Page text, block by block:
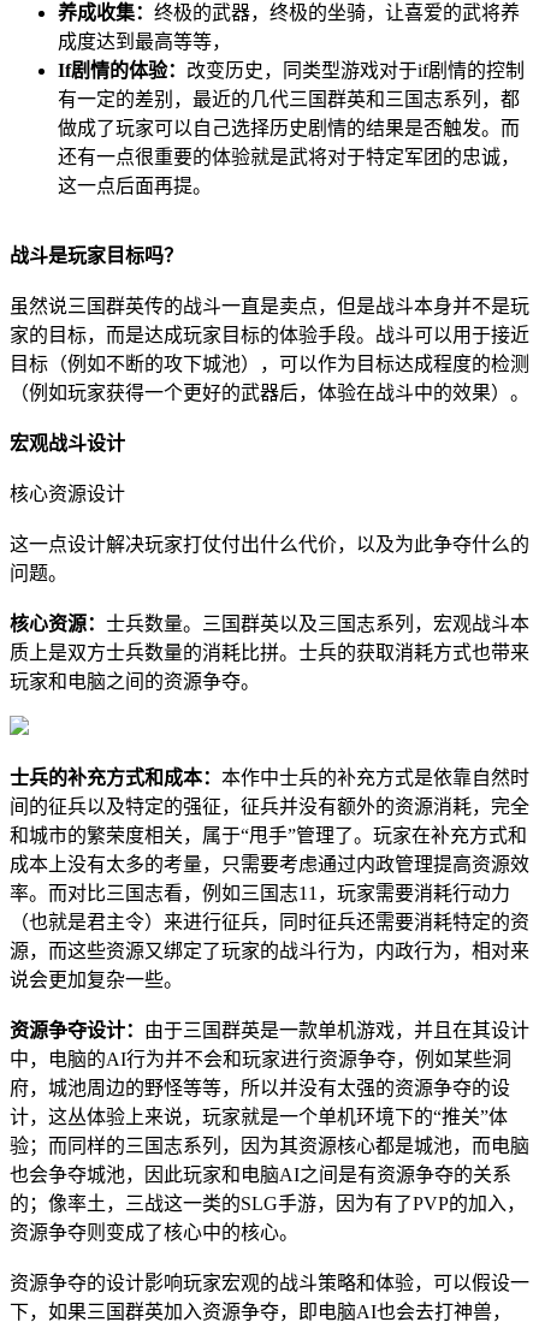
养成收集： 终极的武器，终极的坐骑，让喜爱的武将养
成度达到最高等等，
If剧情的体验： 改变历史，同类型游戏对于if剧情的控制
有一定的差别，最近的几代三国群英和三国志系列，都
做成了玩家可以自己选择历史剧情的结果是否触发。而
还有一点很重要的体验就是武将对于特定军团的忠诚，
这一点后面再提。
战斗是玩家目标吗？
虽然说三国群英传的战斗一直是卖点，但是战斗本身并不是玩
家的目标，而是达成玩家目标的体验手段。战斗可以用于接近
目标（例如不断的攻下城池），可以作为目标达成程度的检测
（例如玩家获得一个更好的武器后，体验在战斗中的效果）。
宏观战斗设计
核心资源设计
这一点设计解决玩家打仗付出什么代价，以及为此争夺什么的
问题。
核心资源： 士兵数量。三国群英以及三国志系列，宏观战斗本
质上是双方士兵数量的消耗比拼。士兵的获取消耗方式也带来
玩家和电脑之间的资源争夺。
士兵的补充方式和成本： 本作中士兵的补充方式是依靠自然时
间的征兵以及特定的强征，征兵并没有额外的资源消耗，完全
和城市的繁荣度相关，属于“甩手”管理了。玩家在补充方式和
成本上没有太多的考量，只需要考虑通过内政管理提高资源效
率。而对比三国志看，例如三国志11，玩家需要消耗行动力
（也就是君主令）来进行征兵，同时征兵还需要消耗特定的资
源，而这些资源又绑定了玩家的战斗行为，内政行为，相对来
说会更加复杂一些。
资源争夺设计： 由于三国群英是一款单机游戏，并且在其设计
中，电脑的AI行为并不会和玩家进行资源争夺，例如某些洞
府，城池周边的野怪等等，所以并没有太强的资源争夺的设
计，这丛体验上来说，玩家就是一个单机环境下的“推关”体
验；而同样的三国志系列，因为其资源核心都是城池，而电脑
也会争夺城池，因此玩家和电脑AI之间是有资源争夺的关系
的；像率土，三战这一类的SLG手游，因为有了PVP的加入，
资源争夺则变成了核心中的核心。
资源争夺的设计影响玩家宏观的战斗策略和体验，可以假设一
下，如果三国群英加入资源争夺，即电脑AI也会去打神兽，